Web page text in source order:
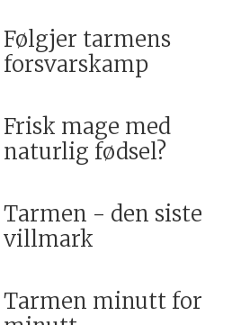
Følgjer tarmens
forsvarskamp
Frisk mage med
naturlig fødsel?
Tarmen - den siste
villmark
Tarmen minutt for